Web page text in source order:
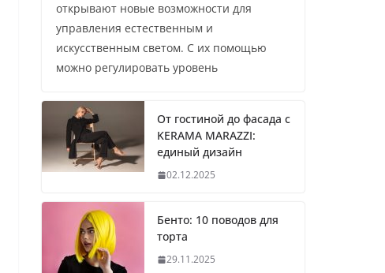
открывают новые возможности для
управления естественным и
искусственным светом. С их помощью
можно регулировать уровень
От гостиной до фасада с
KERAMA MARAZZI:
единый дизайн
02.12.2025
Бенто: 10 поводов для
торта
29.11.2025